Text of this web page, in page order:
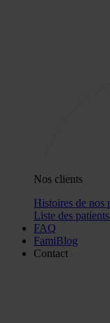
Nos clients
Histoires de nos
Liste des
FAQ
FamiBlog
Contact